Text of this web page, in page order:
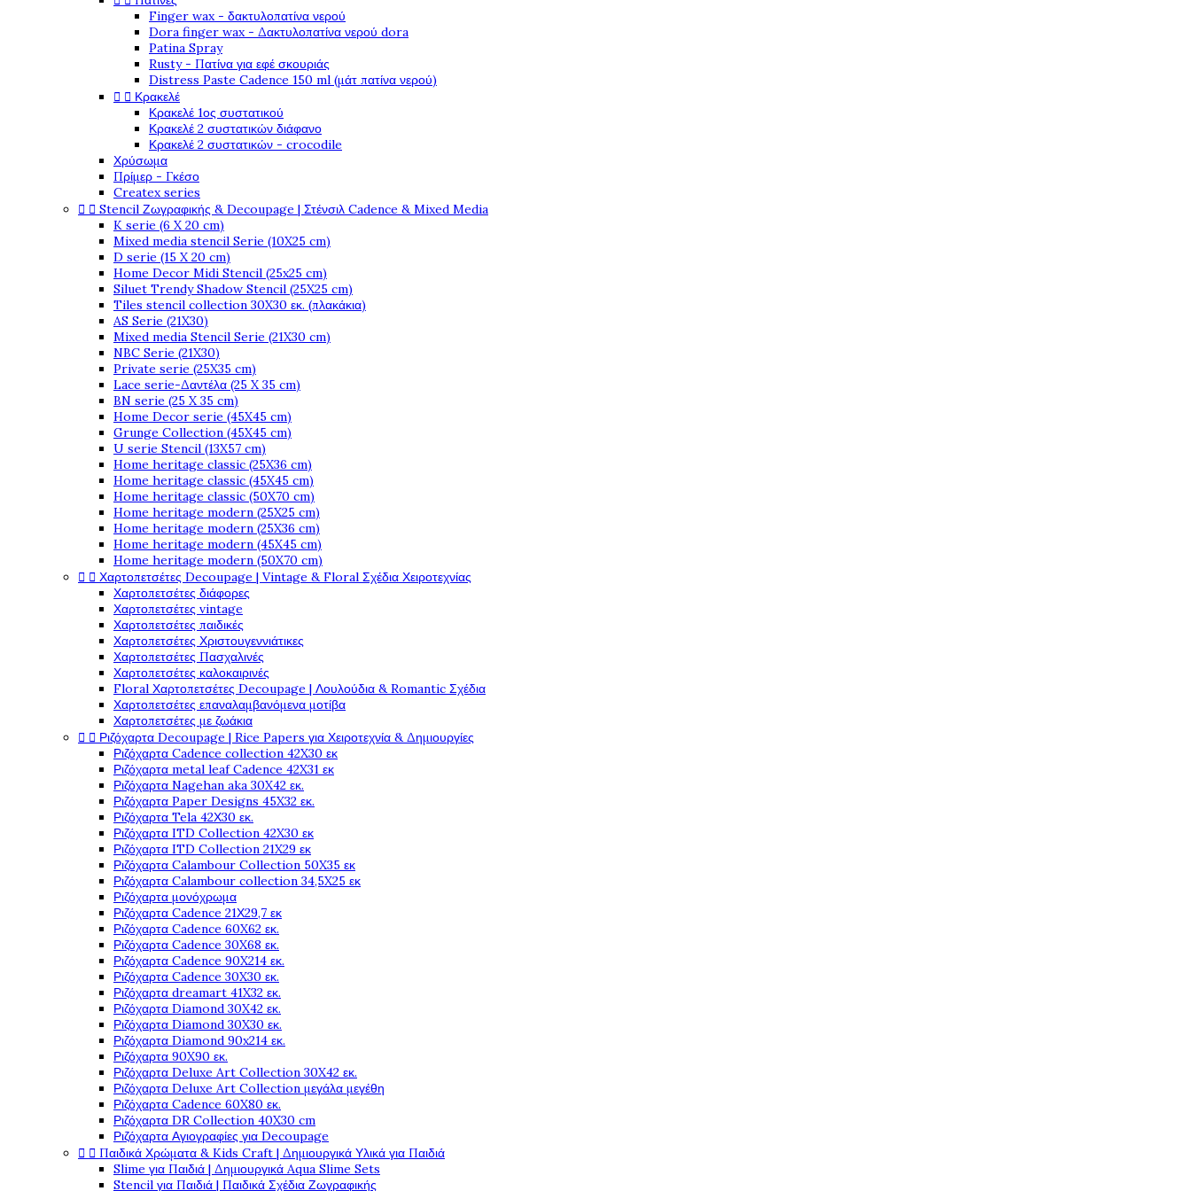
Finger wax - δακτυλοπατίνα νερού
Dora finger wax - Δακτυλοπατίνα νερού dora
Patina Spray
Rusty - Πατίνα για εφέ σκουριάς
Distress Paste Cadence 150 ml (μάτ πατίνα νερού)
  Κρακελέ
Κρακελέ 1ος συστατικού
Κρακελέ 2 συστατικών διάφανο
Κρακελέ 2 συστατικών - crocodile
Χρύσωμα
Πρίμερ - Γκέσο
Createx series
  Stencil Ζωγραφικής & Decoupage | Στένσιλ Cadence & Mixed Media
K serie (6 X 20 cm)
Mixed media stencil Serie (10X25 cm)
D serie (15 X 20 cm)
Home Decor Midi Stencil (25x25 cm)
Siluet Trendy Shadow Stencil (25X25 cm)
Tiles stencil collection 30X30 εκ. (πλακάκια)
AS Serie (21X30)
Mixed media Stencil Serie (21X30 cm)
NBC Serie (21X30)
Private serie (25X35 cm)
Lace serie-Δαντέλα (25 X 35 cm)
BN serie (25 X 35 cm)
Home Decor serie (45X45 cm)
Grunge Collection (45X45 cm)
U serie Stencil (13X57 cm)
Home heritage classic (25X36 cm)
Home heritage classic (45X45 cm)
Home heritage classic (50X70 cm)
Home heritage modern (25X25 cm)
Home heritage modern (25X36 cm)
Home heritage modern (45X45 cm)
Home heritage modern (50X70 cm)
  Χαρτοπετσέτες Decoupage | Vintage & Floral Σχέδια Χειροτεχνίας
Χαρτοπετσέτες διάφορες
Χαρτοπετσέτες vintage
Χαρτοπετσέτες παιδικές
Χαρτοπετσέτες Χριστουγεννιάτικες
Χαρτοπετσέτες Πασχαλινές
Χαρτοπετσέτες καλοκαιρινές
Floral Χαρτοπετσέτες Decoupage | Λουλούδια & Romantic Σχέδια
Χαρτοπετσέτες επαναλαμβανόμενα μοτίβα
Χαρτοπετσέτες με ζωάκια
  Ριζόχαρτα Decoupage | Rice Papers για Χειροτεχνία & Δημιουργίες
Ριζόχαρτα Cadence collection 42X30 εκ
Ριζόχαρτα metal leaf Cadence 42X31 εκ
Ριζόχαρτα Nagehan aka 30X42 εκ.
Ριζόχαρτα Paper Designs 45X32 εκ.
Ριζόχαρτα Tela 42Χ30 εκ.
Ριζόχαρτα ITD Collection 42X30 εκ
Ριζόχαρτα ITD Collection 21X29 εκ
Ριζόχαρτα Calambour Collection 50X35 εκ
Ριζόχαρτα Calambour collection 34,5X25 εκ
Ριζόχαρτα μονόχρωμα
Ριζόχαρτα Cadence 21Χ29,7 εκ
Ριζόχαρτα Cadence 60X62 εκ.
Ριζόχαρτα Cadence 30X68 εκ.
Ριζόχαρτα Cadence 90X214 εκ.
Ριζόχαρτα Cadence 30X30 εκ.
Ριζόχαρτα dreamart 41X32 εκ.
Ριζόχαρτα Diamond 30X42 εκ.
Ριζόχαρτα Diamond 30X30 εκ.
Ριζόχαρτα Diamond 90x214 εκ.
Ριζόχαρτα 90X90 εκ.
Ριζόχαρτα Deluxe Art Collection 30X42 εκ.
Ριζόχαρτα Deluxe Art Collection μεγάλα μεγέθη
Ριζόχαρτα Cadence 60X80 εκ.
Ριζόχαρτα DR Collection 40X30 cm
Ριζόχαρτα Αγιογραφίες για Decoupage
  Παιδικά Χρώματα & Kids Craft | Δημιουργικά Υλικά για Παιδιά
Slime για Παιδιά | Δημιουργικά Aqua Slime Sets
Stencil για Παιδιά | Παιδικά Σχέδια Ζωγραφικής